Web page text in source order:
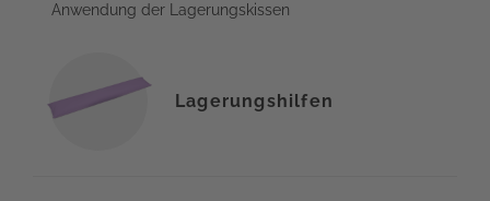
Lagerungshilfen
Anwendung der Lagerungskissen